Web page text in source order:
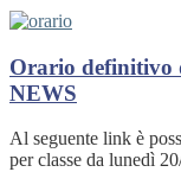
Orario definitivo
NEWS
Al seguente link è
per classe da lunedì